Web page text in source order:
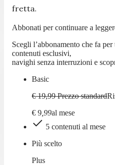
fretta.
Abbonati per continuare a
Scegli l’abbonamento che fa
contenuti esclusivi,
navighi senza interruzioni e
Basic
€ 19,99 Prezzo standard
€ 9 99al mese
5 contenuti al mese
Più scelto
Plus